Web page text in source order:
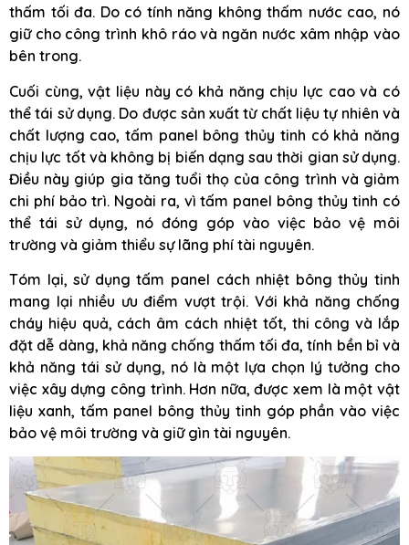
thấm tối đa. Do có tính năng không thấm nước cao, nó
giữ cho công trình khô ráo và ngăn nước xâm nhập vào
bên trong.
Cuối cùng, vật liệu này có khả năng chịu lực cao và có
thể tái sử dụng. Do được sản xuất từ chất liệu tự nhiên và
chất lượng cao, tấm panel bông thủy tinh có khả năng
chịu lực tốt và không bị biến dạng sau thời gian sử dụng.
Điều này giúp gia tăng tuổi thọ của công trình và giảm
chi phí bảo trì. Ngoài ra, vì tấm panel bông thủy tinh có
thể tái sử dụng, nó đóng góp vào việc bảo vệ môi
trường và giảm thiểu sự lãng phí tài nguyên.
Tóm lại, sử dụng tấm panel cách nhiệt bông thủy tinh
mang lại nhiều ưu điểm vượt trội. Với khả năng chống
cháy hiệu quả, cách âm cách nhiệt tốt, thi công và lắp
đặt dễ dàng, khả năng chống thấm tối đa, tính bền bỉ và
khả năng tái sử dụng, nó là một lựa chọn lý tưởng cho
việc xây dựng công trình. Hơn nữa, được xem là một vật
liệu xanh, tấm panel bông thủy tinh góp phần vào việc
bảo vệ môi trường và giữ gìn tài nguyên.